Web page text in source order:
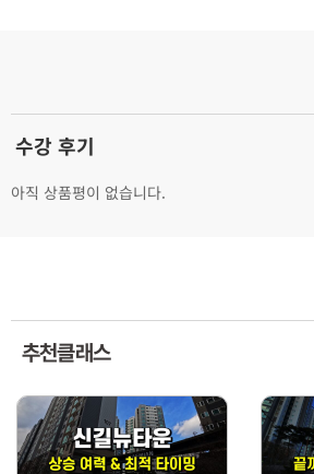
수강 후기
아직 상품평이 없습니다.
추천클래스